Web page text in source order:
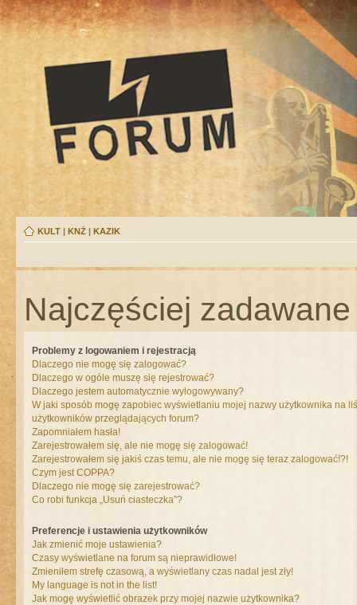
KULT | KNŻ | KAZIK
Najczęściej
Problemy z logowaniem i rejestracją
Dlaczego nie mogę się zalogować?
Dlaczego w ogóle muszę się rejestrować?
Dlaczego jestem automatycznie wylogowywany?
W jaki sposób mogę zapobiec wyświetlaniu mojej nazwy użytkownika na
użytkowników przeglądających forum?
Zapomniałem hasła!
Zarejestrowałem się, ale nie mogę się zalogować!
Zarejestrowałem się jakiś czas temu, ale nie mogę się teraz zalogować!?!
Czym jest COPPA?
Dlaczego nie mogę się zarejestrować?
Co robi funkcja „Usuń ciasteczka”?
Preferencje i ustawienia użytkowników
Jak zmienić moje ustawienia?
Czasy wyświetlane na forum są nieprawidłowe!
Zmieniłem strefę czasową, a wyświetlany czas nadal jest zły!
My language is not in the list!
Jak mogę wyświetlić obrazek przy mojej nazwie użytkownika?